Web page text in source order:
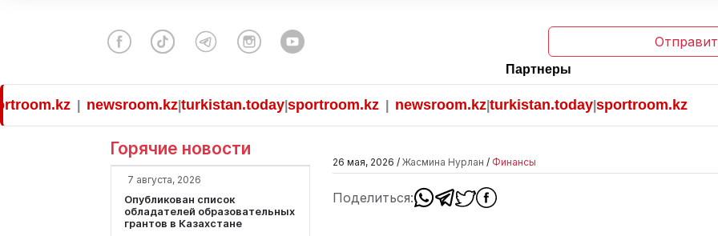
Партнеры
|newsroom.kz|turkistan.today|sportroom.kz|newsroom.kz|turkistan.today|sportroom.kz
Горячие новости
7 августа, 2026
Опубликован список
обладателей образовательных
грантов в Казахстане
26 мая, 2026 / Жасмина Нурлан / Финансы
Поделиться: